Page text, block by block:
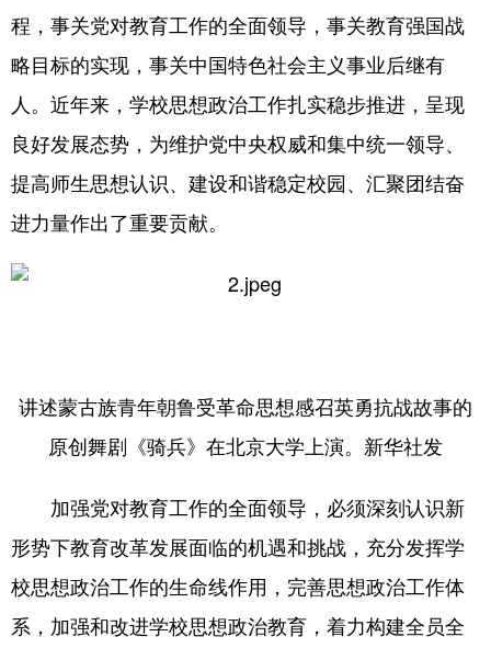
程，事关党对教育工作的全面领导，事关教育强国战
略目标的实现，事关中国特色社会主义事业后继有
人。近年来，学校思想政治工作扎实稳步推进，呈现
良好发展态势，为维护党中央权威和集中统一领导、
提高师生思想认识、建设和谐稳定校园、汇聚团结奋
进力量作出了重要贡献。
讲述蒙古族青年朝鲁受革命思想感召英勇抗战故事的
原创舞剧《骑兵》在北京大学上演。新华社发
加强党对教育工作的全面领导，必须深刻认识新
形势下教育改革发展面临的机遇和挑战，充分发挥学
校思想政治工作的生命线作用，完善思想政治工作体
系，加强和改进学校思想政治教育，着力构建全员全